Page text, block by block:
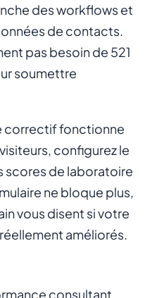
des workflows et
de contacts.
pas besoin de 521
soumettre
correctif fonctionne
configurez le
scores de laboratoire
ne bloque plus,
vous disent si votre
améliorés.
consultant